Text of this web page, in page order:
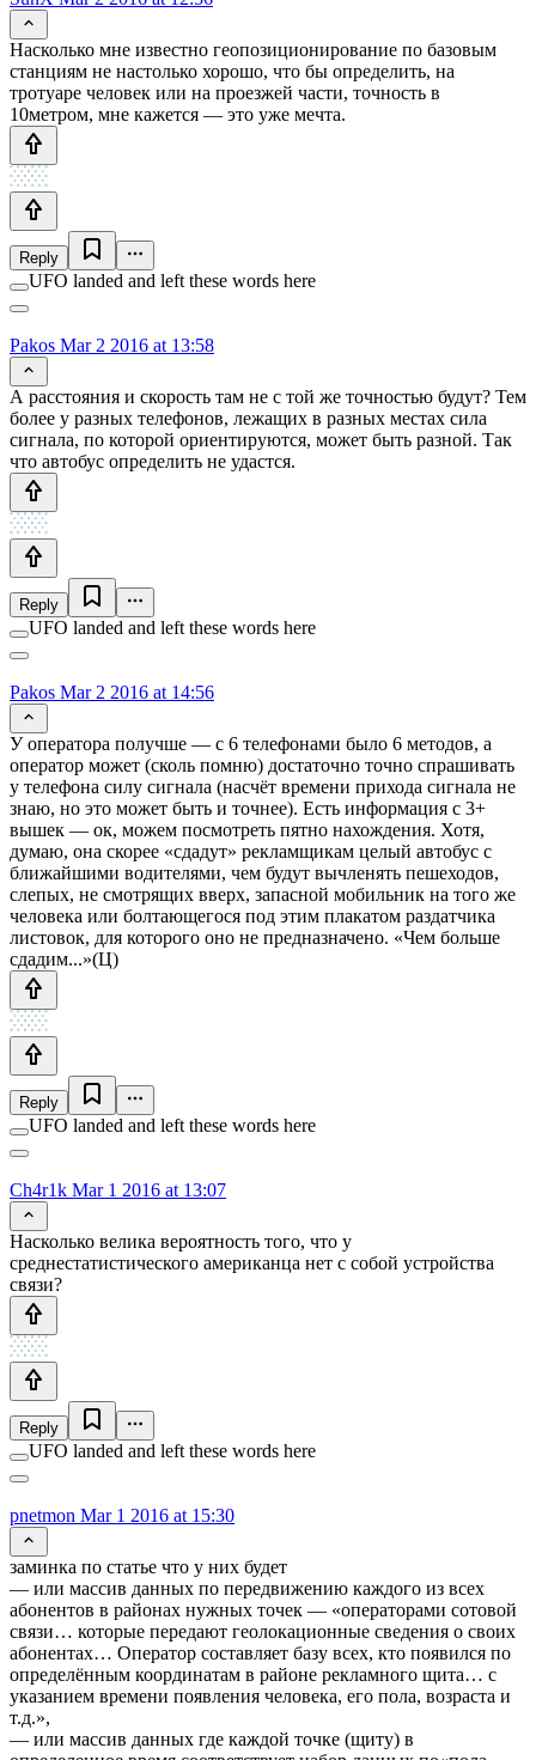
Насколько мне известно геопозиционирование по базовым
станциям не настолько хорошо, что бы определить, на
тротуаре человек или на проезжей части, точность в
10метром, мне кажется — это уже мечта.
Reply
UFO landed and left these words here
Pakos Mar 2 2016 at 13:58
А расстояния и скорость там не с той же точностью будут? Тем
более у разных телефонов, лежащих в разных местах сила
сигнала, по которой ориентируются, может быть разной. Так
что автобус определить не удастся.
Reply
UFO landed and left these words here
Pakos Mar 2 2016 at 14:56
У оператора получше — с 6 телефонами было 6 методов, а
оператор может (сколь помню) достаточно точно спрашивать
у телефона силу сигнала (насчёт времени прихода сигнала не
знаю, но это может быть и точнее). Есть информация с 3+
вышек — ок, можем посмотреть пятно нахождения. Хотя,
думаю, она скорее «сдадут» рекламщикам целый автобус с
ближайшими водителями, чем будут вычленять пешеходов,
слепых, не смотрящих вверх, запасной мобильник на того же
человека или болтающегося под этим плакатом раздатчика
листовок, для которого оно не предназначено. «Чем больше
сдадим...»(Ц)
Reply
UFO landed and left these words here
Ch4r1k Mar 1 2016 at 13:07
Насколько велика вероятность того, что у
среднестатистического американца нет с собой устройства
связи?
Reply
UFO landed and left these words here
pnetmon Mar 1 2016 at 15:30
заминка по статье что у них будет
— или массив данных по передвижению каждого из всех
абонентов в районах нужных точек — «операторами сотовой
связи… которые передают геолокационные сведения о своих
абонентах… Оператор составляет базу всех, кто появился по
определённым координатам в районе рекламного щита… с
указанием времени появления человека, его пола, возраста и
т.д.»,
— или массив данных где каждой точке (щиту) в